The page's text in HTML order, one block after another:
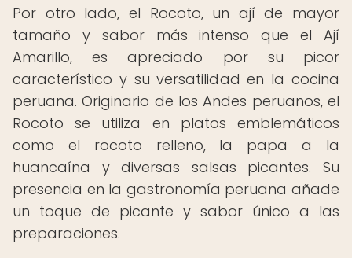
Por otro lado, el Rocoto, un ají de mayor
tamaño y sabor más intenso que el Ají
Amarillo, es apreciado por su picor
característico y su versatilidad en la cocina
peruana. Originario de los Andes peruanos, el
Rocoto se utiliza en platos emblemáticos
como el rocoto relleno, la papa a la
huancaína y diversas salsas picantes. Su
presencia en la gastronomía peruana añade
un toque de picante y sabor único a las
preparaciones.